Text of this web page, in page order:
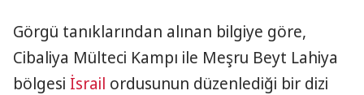
Görgü tanıklarından alınan bilgiye göre,
Cibaliya Mülteci Kampı ile Meşru Beyt Lahiya
bölgesi İsrail ordusunun düzenlediği bir dizi